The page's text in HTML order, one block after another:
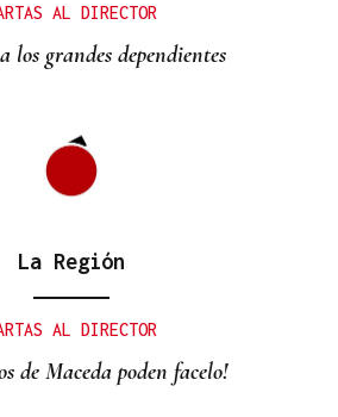
AL DIRECTOR
los grandes dependientes
La Región
AL DIRECTOR
de Maceda poden facelo!